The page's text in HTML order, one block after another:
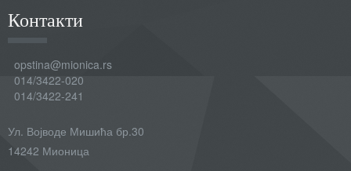
Контакти
opstina@mionica.rs
014/3422-020
014/3422-241
Ул. Војводе Мишића бр.30
14242 Мионица